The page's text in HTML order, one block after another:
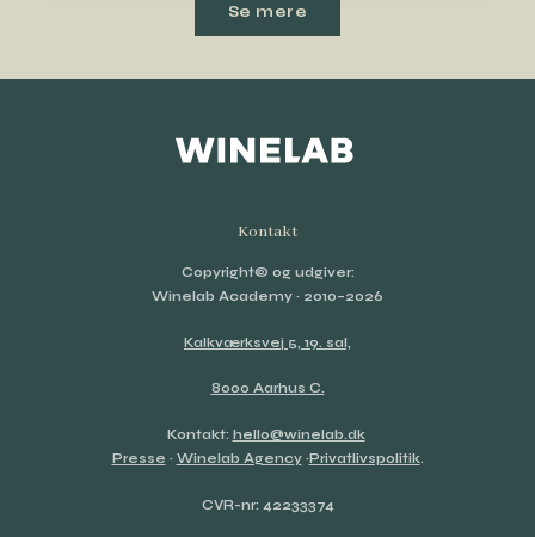
Se mere
Kontakt
Copyright© og udgiver:
Winelab Academy · 2010–2026
Kalkværksvej 5, 19. sal,
8000 Aarhus C.
Kontakt: hello@winelab.dk
Presse · Winelab Agency· Privatlivspolitik.
CVR-nr: 42233374